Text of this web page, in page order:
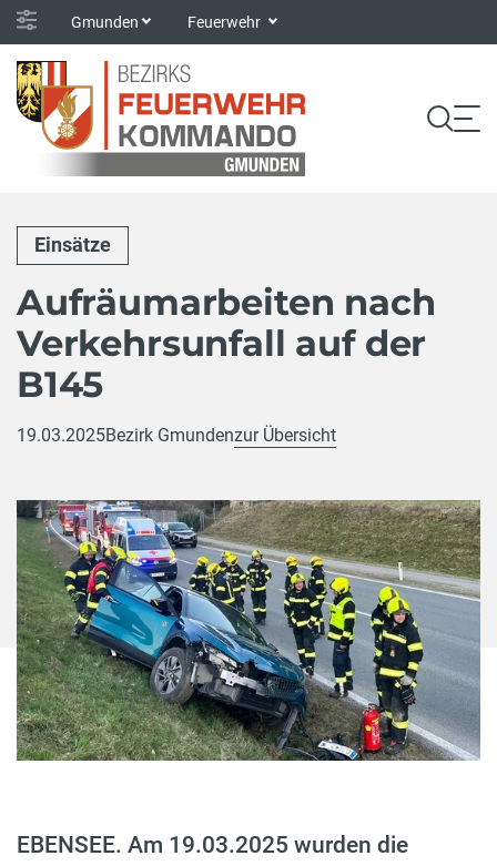
Gmunden Feuerwehr
Einsätze
Aufräumarbeiten nach
Verkehrsunfall auf der
B145
19.03.2025Bezirk Gmundenzur Übersicht
EBENSEE. Am 19.03.2025 wurden die